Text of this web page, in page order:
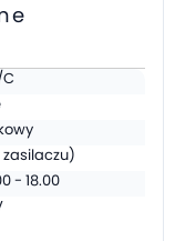
- 18.00